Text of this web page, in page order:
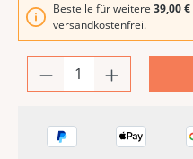
Bestelle für weitere 39,00 €
versandkostenfrei.